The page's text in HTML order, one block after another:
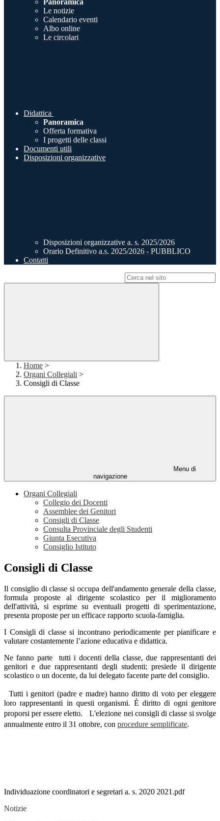
Panoramica
Le notizie
Calendario eventi
Albo online
Le circolari
Didattica
Panoramica
Offerta formativa
I progetti delle classi
Documenti utili
Disposizioni organizzative
Disposizioni organizzative a. s. 2025/2026
Orario Definitivo a.s. 2025/2026 - PUBBLICO
Contatti
Home >
Organi Collegiali >
Consigli di Classe
Menu di
navigazione
Organi Collegiali
Collegio dei Docenti
Assemblee dei Genitori
Consigli di Classe
Consulta Provinciale degli Studenti
Giunta Esecutiva
Consiglio Istituto
Consigli di Classe
Il consiglio di classe si occupa dell'andamento generale della classe,
formula proposte al dirigente scolastico per il miglioramento
dell'attività, si esprime su eventuali progetti di sperimentazione,
presenta proposte per un efficace rapporto scuola-famiglia.
I Consigli di classe si incontrano periodicamente per pianificare e
valutare costantemente l’azione educativa e didattica.
Ne fanno parte tutti i docenti della classe, due rappresentanti dei
genitori e due rappresentanti degli studenti; presiede il dirigente
scolastico o un docente, da lui delegato facente parte del consiglio.
Tutti i genitori (padre e madre) hanno diritto di voto per eleggere
loro rappresentanti in questi organismi. È diritto di ogni genitore
proporsi per essere eletto. L'elezione nei consigli di classe si svolge
annualmente entro il 31 ottobre, con procedure semplificate.
Individuazione coordinatori e segretari a. s. 2020 2021.pdf
Notizie